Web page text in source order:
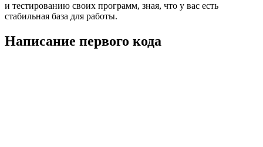
и тестированию своих программ, зная, что у вас есть
стабильная база для работы.
Написание первого кода